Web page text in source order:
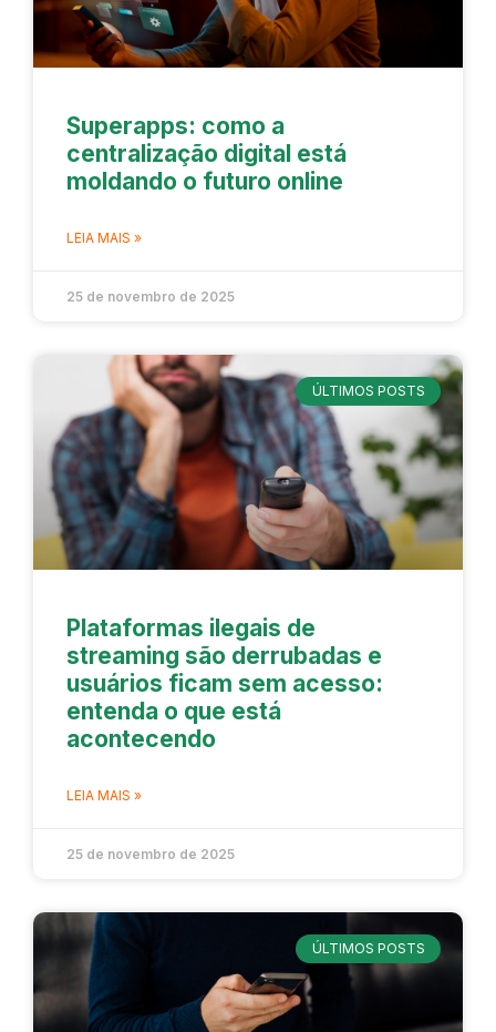
Superapps: como a
centralização digital está
moldando o futuro online
LEIA MAIS »
25 de novembro de 2025
ÚLTIMOS POSTS
Plataformas ilegais de
streaming são derrubadas e
usuários ficam sem acesso:
entenda o que está
acontecendo
LEIA MAIS »
25 de novembro de 2025
ÚLTIMOS POSTS